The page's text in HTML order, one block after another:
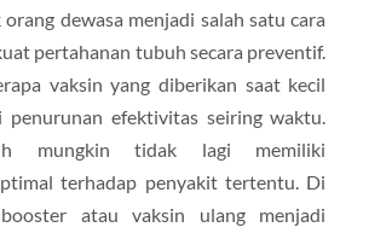
dewasa menjadi salah satu cara
pertahanan tubuh secara preventif.
vaksin yang diberikan saat kecil
penurunan efektivitas seiring waktu.
mungkin tidak lagi memiliki
terhadap penyakit tertentu. Di
atau vaksin ulang menjadi